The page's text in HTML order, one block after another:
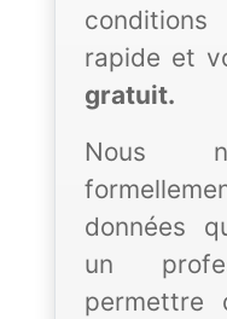
rapide et
gratuit.
Nous
données
un
permettre